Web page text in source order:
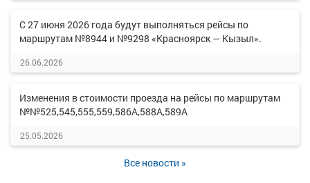
С 27 июня 2026 года будут выполняться рейсы по
маршрутам №8944 и №9298 «Красноярск — Кызыл».
26.06.2026
Изменения в стоимости проезда на рейсы по маршрутам
№№525,545,555,559,586А,588А,589А
25.05.2026
Все новости »